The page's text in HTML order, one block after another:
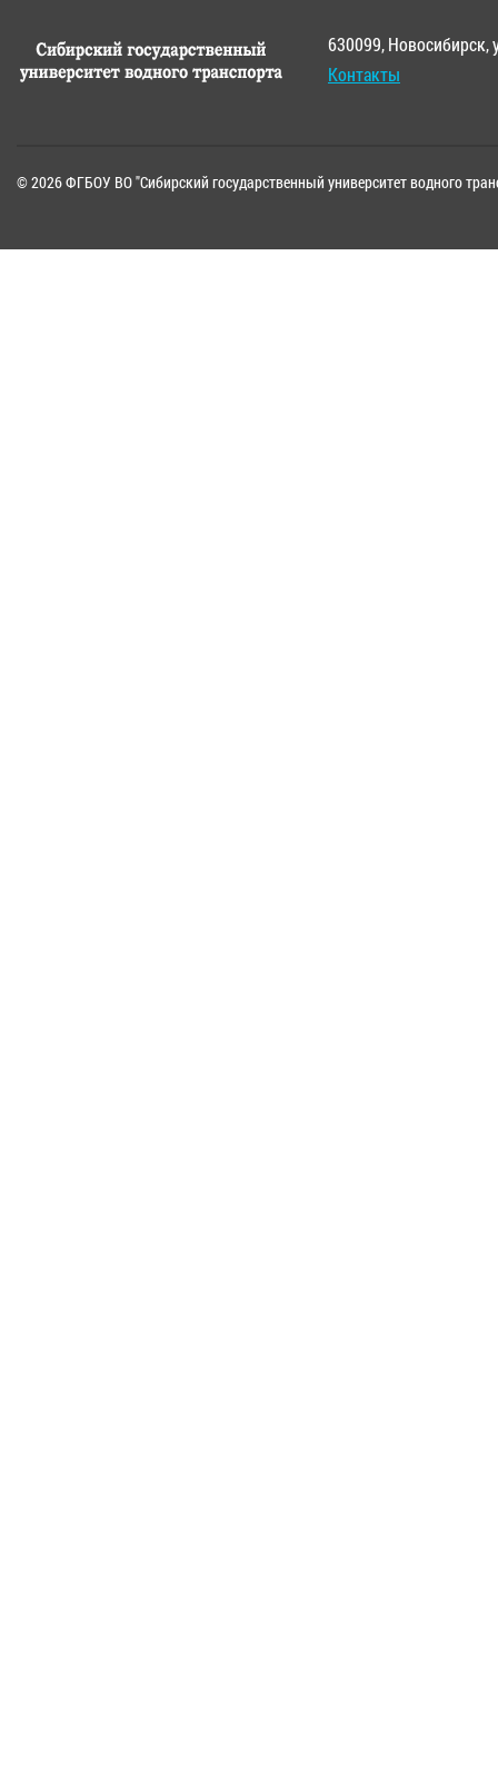
630099, Новосибирск,
Контакты
© 2026 ФГБОУ ВО "Сибирский государственный университет водного